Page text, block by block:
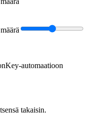
automaatioon
takaisin.